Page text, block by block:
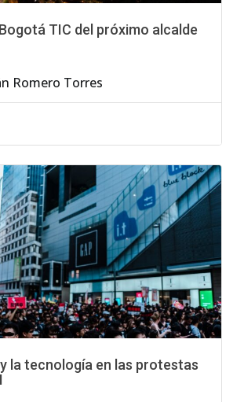
TIC del próximo alcalde
Romero Torres
la tecnología en las protestas